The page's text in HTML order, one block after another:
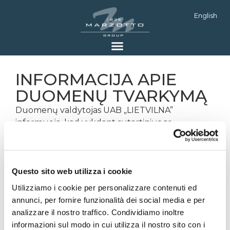
Questo sito web utilizza i cookie
Utilizziamo i cookie per personalizzare contenuti ed
annunci, per fornire funzionalità dei social media e per
analizzare il nostro traffico. Condividiamo inoltre
informazioni sul modo in cui utilizza il nostro sito con i
English
INFORMACIJA APIE
DUOMENŲ TVARKYMĄ
Duomenų valdytojas UAB „LIETVILNA”
informuoja, kad vykdant sutartinius ar
ikisutartinius santykius, kurie mus sieja su įmone,
adresas, telefono numeris ir kt.) gali būti
perduodami tarp dviejų kompanijų, todėl mūsų
įmonė tvarkys tokius asmens duomenis kaip
būtinus sutarties vykdymui. Duomenys bus
saugomi tik ta apimtimi ir tik tiek laiko, kiek yra